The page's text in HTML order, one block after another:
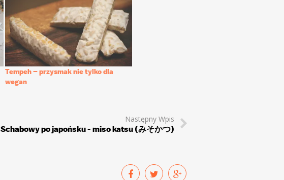
Tempeh – przysmak nie tylko dla
wegan
Następny Wpis
Schabowy po japońsku - miso katsu (みそかつ)